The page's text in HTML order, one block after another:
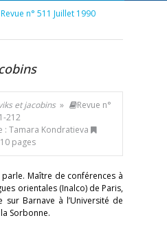
Revue n° 511 Juillet 1990
et jacobins »
Revue n°
212
: Tamara Kondratieva
pages
Maître de conférences à
orientales (Inalco) de Paris,
sur Barnave à l’Université de
Sorbonne.